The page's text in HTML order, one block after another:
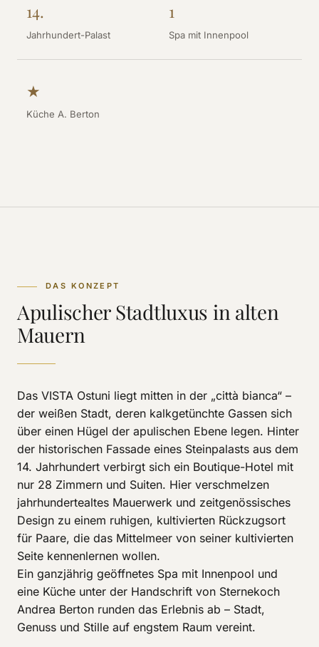
14.
Jahrhundert-Palast
1
Spa mit Innenpool
★
Küche A. Berton
DAS KONZEPT
Apulischer Stadtluxus in alten
Mauern
Das VISTA Ostuni liegt mitten in der „città bianca“ –
der weißen Stadt, deren kalkgetünchte Gassen sich
über einen Hügel der apulischen Ebene legen. Hinter
der historischen Fassade eines Steinpalasts aus dem
14. Jahrhundert verbirgt sich ein Boutique-Hotel mit
nur 28 Zimmern und Suiten. Hier verschmelzen
jahrhundertealtes Mauerwerk und zeitgenössisches
Design zu einem ruhigen, kultivierten Rückzugsort
für Paare, die das Mittelmeer von seiner kultivierten
Seite kennenlernen wollen.
Ein ganzjährig geöffnetes Spa mit Innenpool und
eine Küche unter der Handschrift von Sternekoch
Andrea Berton runden das Erlebnis ab – Stadt,
Genuss und Stille auf engstem Raum vereint.